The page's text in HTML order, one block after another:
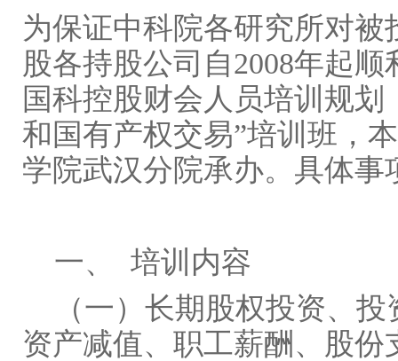
为保证中科院各研究所对
股各持股公司自2008年起
国科控股财会人员培训规
和国有产权交易”培训班，
学院武汉分院承办。具体事
一、 培训内容
（一）长期股权投资、投
资产减值、职工薪酬、股